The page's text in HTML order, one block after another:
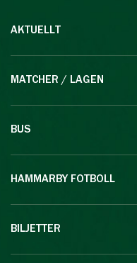
AKTUELLT
MATCHER / LAGEN
BUS
HAMMARBY FOTBOLL
BILJETTER